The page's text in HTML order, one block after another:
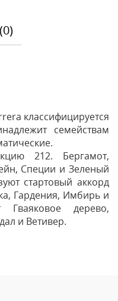
классифицируется
семействам
212. Бергамот,
Специи и Зеленый
стартовый аккорд
Гардения, Имбирь и
Гваяковое дерево,
и Ветивер.